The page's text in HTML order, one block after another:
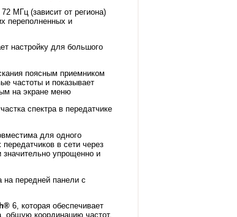
МГц (зависит от региона)
переполненных и
настройку для большого
поясным приемником
частоты и показывает
на экране меню
спектра в передатчике
для одного
в сети через
значительно упрощенно и
на передней панели с
6, которая обеспечивает
общую координацию частот,